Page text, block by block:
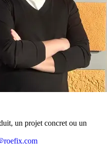
un projet concret ou un